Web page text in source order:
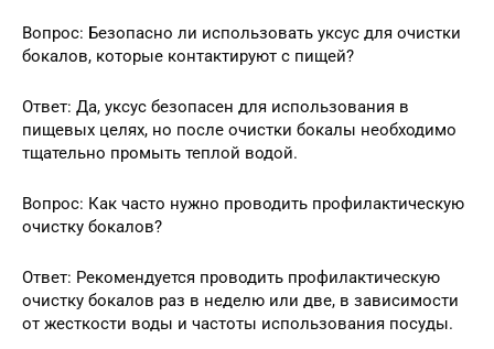
Вопрос: Безопасно ли использовать уксус для очистки
бокалов, которые контактируют с пищей?
Ответ: Да, уксус безопасен для использования в
пищевых целях, но после очистки бокалы необходимо
тщательно промыть теплой водой.
Вопрос: Как часто нужно проводить профилактическую
очистку бокалов?
Ответ: Рекомендуется проводить профилактическую
очистку бокалов раз в неделю или две, в зависимости
от жесткости воды и частоты использования посуды.